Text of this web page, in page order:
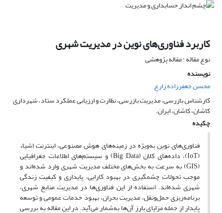
کاربرد فناوری‌های نوین در مدیریت شهری
نوع مقاله : مقاله پژوهشی
نویسنده
محسن جعفرزاده زارع
کارشناس بازرسی، مدیریت بازرسی، نظارت و ارزیابی عملکرد ستاد، شهرداری
کاشان، کاشان، ایران.
چکیده
فناوری‌های نوین به‌ویژه در زمینه‌های هوش مصنوعی، اینترنت اشیاء
(IoT)، داده‌های کلان (Big Data) و سیستم‌های اطلاعات جغرافیایی
(GIS) به سرعت به بخش‌های مختلف مدیریت شهری وارد شده‌اند و
موجب تحولات چشمگیری در بهبود کارایی، پایداری و کیفیت زندگی
شهری شده‌اند. استفاده از این فناوری‌ها در مدیریت منابع شهری،
برنامه‌ریزی حمل‌ونقل، مدیریت بحران، بهبود خدمات عمومی و توسعه
پایدار از جمله مزایای بارز آن‌ها به‌شمار می‌آید. در این مقاله به بررسی